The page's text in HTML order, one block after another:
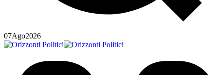
07Ago2026